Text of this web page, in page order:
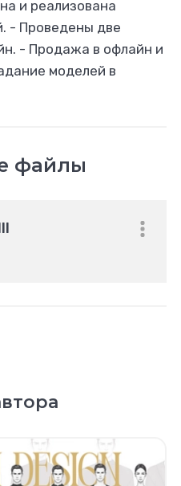
и реализована
- Проведены две
- Продажа в офлайн и
моделей в
файлы